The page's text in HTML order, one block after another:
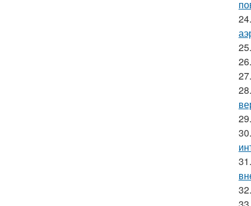
24.
25.
26.
27.
28.
29.
30.
31.
32.